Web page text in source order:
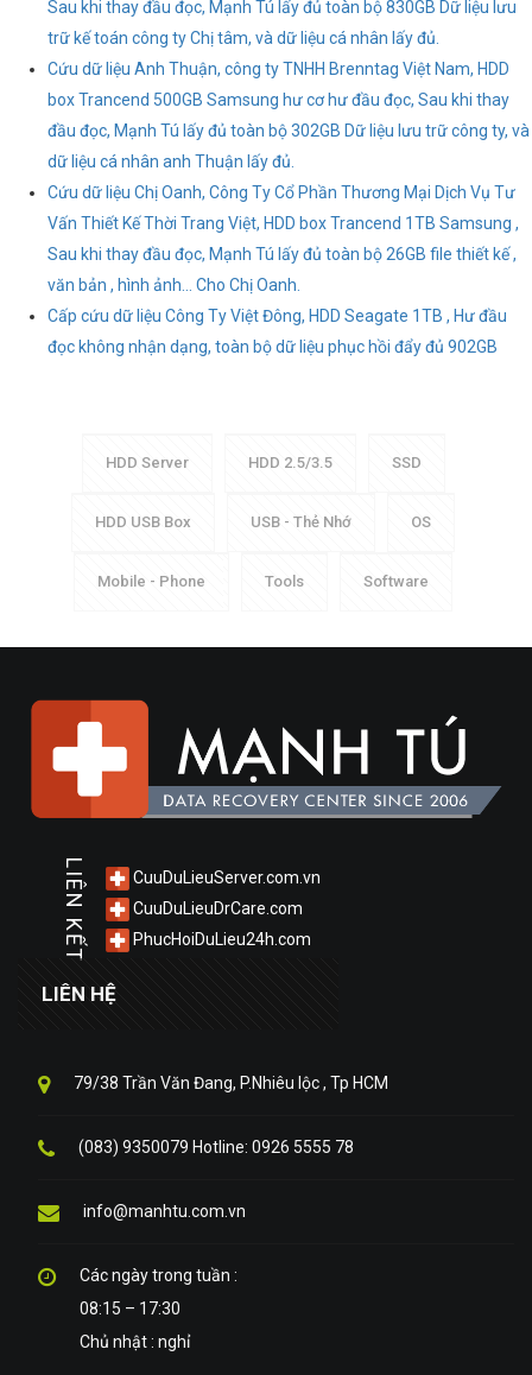
Sau khi thay đầu đọc, Mạnh Tú lấy đủ toàn bộ 830GB Dữ liệu lưu
trữ kế toán công ty Chị tâm, và dữ liệu cá nhân lấy đủ.
Cứu dữ liệu Anh Thuận, công ty TNHH Brenntag Việt Nam, HDD
box Trancend 500GB Samsung hư cơ hư đầu đọc, Sau khi thay
đầu đọc, Mạnh Tú lấy đủ toàn bộ 302GB Dữ liệu lưu trữ công ty, và
dữ liệu cá nhân anh Thuận lấy đủ.
Cứu dữ liệu Chị Oanh, Công Ty Cổ Phần Thương Mại Dịch Vụ Tư
Vấn Thiết Kế Thời Trang Việt, HDD box Trancend 1TB Samsung ,
Sau khi thay đầu đọc, Mạnh Tú lấy đủ toàn bộ 26GB file thiết kế ,
văn bản , hình ảnh... Cho Chị Oanh.
Cấp cứu dữ liệu Công Ty Việt Đông, HDD Seagate 1TB , Hư đầu
đọc không nhận dạng, toàn bộ dữ liệu phục hồi đẩy đủ 902GB
HDD Server HDD 2.5/3.5 SSD
HDD USB Box USB - Thẻ Nhớ OS
Mobile - Phone Tools Software
LIÊN KẾT
CuuDuLieuServer.com.vn
CuuDuLieuDrCare.com
PhucHoiDuLieu24h.com
LIÊN HỆ
79/38 Trần Văn Đang, P.Nhiêu lộc , Tp HCM
(083) 9350079 Hotline: 0926 5555 78
info@manhtu.com.vn
Các ngày trong tuần :
08:15 – 17:30
Chủ nhật : nghỉ